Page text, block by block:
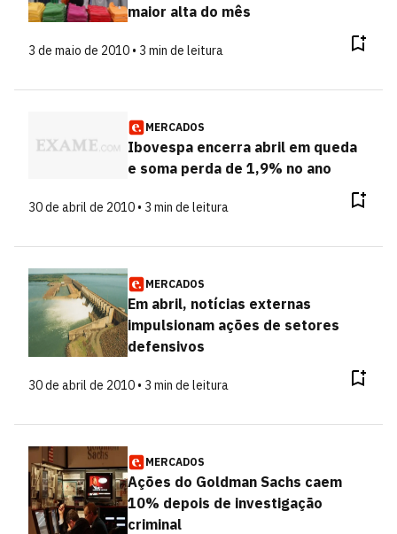
maior alta do mês
3 de maio de 2010 • 3 min de leitura
MERCADOS
Ibovespa encerra abril em queda
e soma perda de 1,9% no ano
30 de abril de 2010 • 3 min de leitura
MERCADOS
Em abril, notícias externas
impulsionam ações de setores
defensivos
30 de abril de 2010 • 3 min de leitura
MERCADOS
Ações do Goldman Sachs caem
10% depois de investigação
criminal